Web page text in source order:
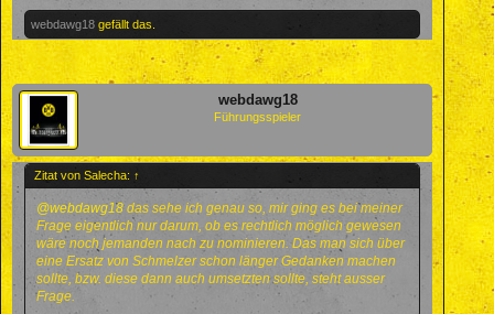
webdawg18 gefällt das.
webdawg18
Führungsspieler
Zitat von Salecha: ↑
@webdawg18das sehe ich genau so, mir ging es bei meiner
Frage eigentlich nur darum, ob es rechtlich möglich gewesen
wäre noch jemanden nach zu nominieren. Das man sich über
eine Ersatz von Schmelzer schon länger Gedanken machen
sollte, bzw. diese dann auch umsetzten sollte, steht ausser
Frage.